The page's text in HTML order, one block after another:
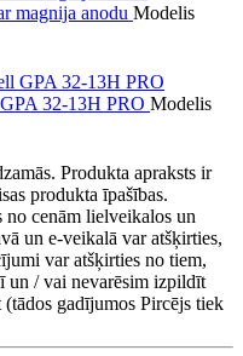
magnija anodu Modelis
32-13H PRO Modelis
Produkta apraksts ir
produkta īpašības.
no cenām lielveikalos un
un e-veikalā var atšķirties,
var atšķirties no tiem,
un / vai nevarēsim izpildīt
gadījumos Pircējs tiek